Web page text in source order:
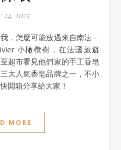
24, 2025
小橄欖樹，在法國旅遊
超市看見他們家的手工香皂
大人氣香皂品牌之一，不小
開箱分享給大家！
MORE